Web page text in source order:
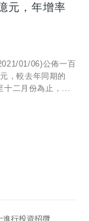
元，年增率
01/06)公佈一百
，較去年同期的
十二月份為止，...
進行投資招攬